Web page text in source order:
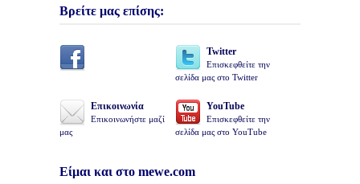
Βρείτε μας επίσης:
Twitter
Επισκεφθείτε την
σελίδα μας στο Twitter
Επικοινωνία
Επικοινωνήστε μαζί
μας
YouTube
Επισκεφθείτε την
σελίδα μας στο YouTube
Είμαι και στο mewe.com